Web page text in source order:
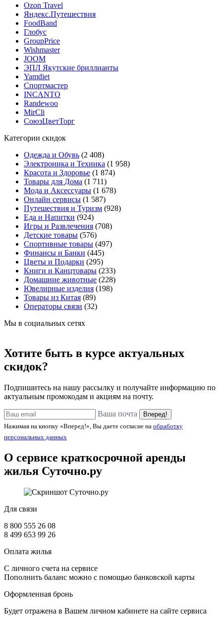
Ozon Travel
Яндекс.Путешествия
FoodBand
Глобус
GroupPrice
Wishmaster
JOOM
ЭПЛ Якутские бриллианты
Yamdiet
Спортмастер
INCANTO
Randewoo
MirCli
СоюзЦветТорг
Категории скидок
Одежда и Обувь (2 408)
Электроника и Техника (1 958)
Красота и Здоровье (1 874)
Товары для Дома (1 711)
Мода и Аксессуары (1 678)
Онлайн сервисы (1 587)
Путешествия и Туризм (928)
Еда и Напитки (924)
Игры и Развлечения (708)
Детские товары (576)
Спортивные товары (497)
Финансы и Банки (445)
Цветы и Подарки (295)
Книги и Канцтовары (233)
Домашние животные (228)
Ювелирные изделия (198)
Товары из Китая (89)
Операторы связи (32)
Мы в социальных сетях
Хотите быть в курсе актуальных
скидок?
Подпишитесь на нашу рассылку и получайте информацию по
актуальным промокодам и акциям на почту.
Ваша почта
Вперед!
Нажимая на кнопку «Вперед!», Вы даете согласие на обработку
персональных данных
О сервисе краткосрочной аренды
жилья Суточно.ру
Для связи
8 800 555 26 08
8 499 653 99 26
Оплата жилья
С личного счета на сервисе
Пополнить баланс можно с помощью банковской карты
Оформленная бронь
Будет отражена в Вашем личном кабинете на сайте сервиса